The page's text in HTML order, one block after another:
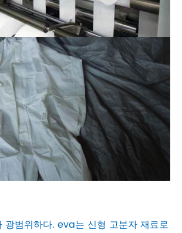
광범위하다. eva는 신형 고분자 재료로